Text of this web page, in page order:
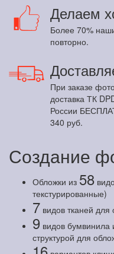
Делаем
Более 70%
повторно.
При заказе
доставка ТК
России
340 руб.
Создание
Обложки из 58
текстурированные)
7 видов тканей для
9 видов бумвинила
структурой для